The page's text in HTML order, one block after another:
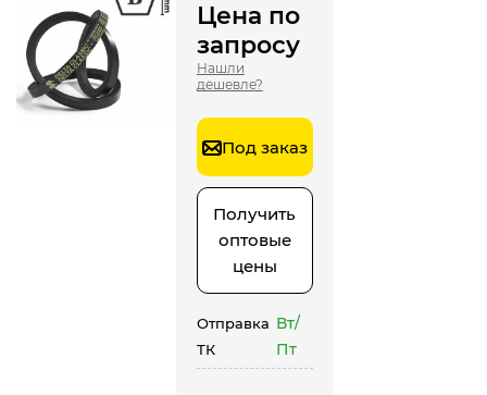
Цена по
запросу
Нашли
дешевле?
Под заказ
Получить
оптовые
цены
Отправка
ТК
Вт/
Пт